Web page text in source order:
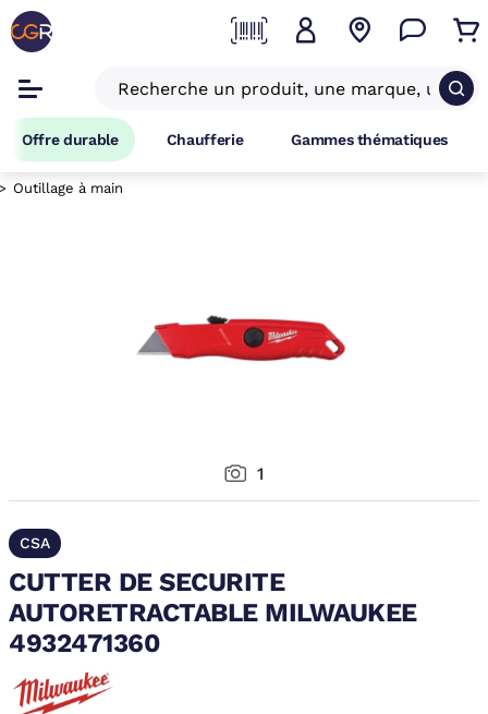
Offre durable Chaufferie Gammes thématiques
Outillage à main
1
CSA
CUTTER DE SECURITE
AUTORETRACTABLE MILWAUKEE
4932471360